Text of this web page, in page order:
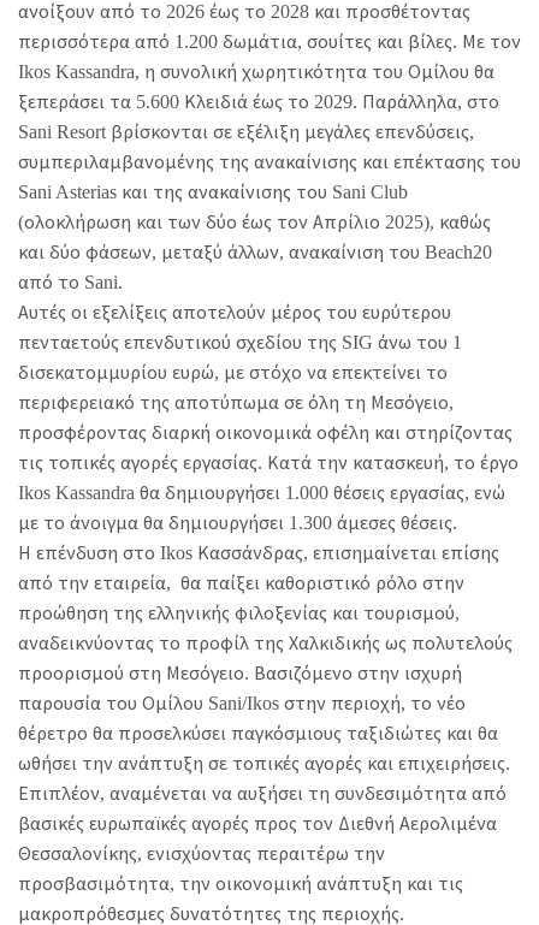
ανοίξουν από το 2026 έως το 2028 και προσθέτοντας
περισσότερα από 1.200 δωμάτια, σουίτες και βίλες. Με τον
Ikos Kassandra, η συνολική χωρητικότητα του Ομίλου θα
ξεπεράσει τα 5.600 Κλειδιά έως το 2029. Παράλληλα, στο
Sani Resort βρίσκονται σε εξέλιξη μεγάλες επενδύσεις,
συμπεριλαμβανομένης της ανακαίνισης και επέκτασης του
Sani Asterias και της ανακαίνισης του Sani Club
(ολοκλήρωση και των δύο έως τον Απρίλιο 2025), καθώς
και δύο φάσεων, μεταξύ άλλων, ανακαίνιση του Beach20
από το Sani.
Αυτές οι εξελίξεις αποτελούν μέρος του ευρύτερου
πενταετούς επενδυτικού σχεδίου της SIG άνω του 1
δισεκατομμυρίου ευρώ, με στόχο να επεκτείνει το
περιφερειακό της αποτύπωμα σε όλη τη Μεσόγειο,
προσφέροντας διαρκή οικονομικά οφέλη και στηρίζοντας
τις τοπικές αγορές εργασίας. Κατά την κατασκευή, το έργο
Ikos Kassandra θα δημιουργήσει 1.000 θέσεις εργασίας, ενώ
με το άνοιγμα θα δημιουργήσει 1.300 άμεσες θέσεις.
Η επένδυση στο Ikos Κασσάνδρας, επισημαίνεται επίσης
από την εταιρεία, θα παίξει καθοριστικό ρόλο στην
προώθηση της ελληνικής φιλοξενίας και τουρισμού,
αναδεικνύοντας το προφίλ της Χαλκιδικής ως πολυτελούς
προορισμού στη Μεσόγειο. Βασιζόμενο στην ισχυρή
παρουσία του Ομίλου Sani/Ikos στην περιοχή, το νέο
θέρετρο θα προσελκύσει παγκόσμιους ταξιδιώτες και θα
ωθήσει την ανάπτυξη σε τοπικές αγορές και επιχειρήσεις.
Επιπλέον, αναμένεται να αυξήσει τη συνδεσιμότητα από
βασικές ευρωπαϊκές αγορές προς τον Διεθνή Αερολιμένα
Θεσσαλονίκης, ενισχύοντας περαιτέρω την
προσβασιμότητα, την οικονομική ανάπτυξη και τις
μακροπρόθεσμες δυνατότητες της περιοχής.